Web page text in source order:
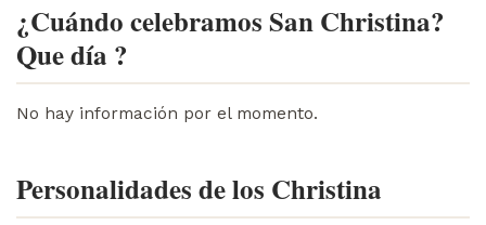
¿Cuándo celebramos San Christina?
Que día ?
No hay información por el momento.
Personalidades de los Christina